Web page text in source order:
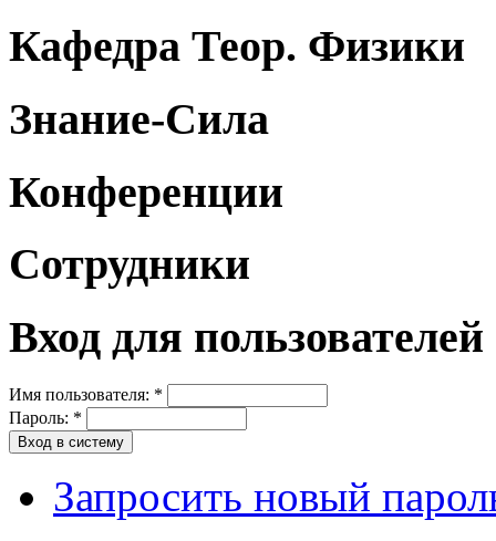
Кафедра Теор. Физики
Знание-Сила
Конференции
Сотрудники
Вход для пользователей
Имя пользователя: *
Пароль: *
Запросить новый